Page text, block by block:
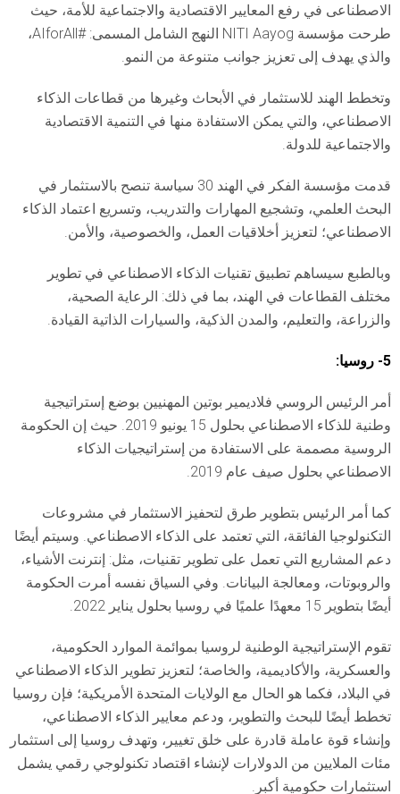
الاصطناعى في رفع المعايير الاقتصادية والاجتماعية للأمة، حيث
طرحت مؤسسة NITI Aayog النهج الشامل المسمى: #AIforAll،
والذي يهدف إلى تعزيز جوانب متنوعة من النمو.
وتخطط الهند للاستثمار في الأبحاث وغيرها من قطاعات الذكاء
الاصطناعي، والتي يمكن الاستفادة منها في التنمية الاقتصادية
والاجتماعية للدولة.
قدمت مؤسسة الفكر في الهند 30 سياسة تنصح بالاستثمار في
البحث العلمي، وتشجيع المهارات والتدريب، وتسريع اعتماد الذكاء
الاصطناعي؛ لتعزيز أخلاقيات العمل، والخصوصية، والأمن.
وبالطبع سيساهم تطبيق تقنيات الذكاء الاصطناعي في تطوير
مختلف القطاعات في الهند، بما في ذلك: الرعاية الصحية،
والزراعة، والتعليم، والمدن الذكية، والسيارات الذاتية القيادة.
5- روسيا:
أمر الرئيس الروسي فلاديمير بوتين المهنيين بوضع إستراتيجية
وطنية للذكاء الاصطناعي بحلول 15 يونيو 2019. حيث إن الحكومة
الروسية مصممة على الاستفادة من إستراتيجيات الذكاء
الاصطناعي بحلول صيف عام 2019.
كما أمر الرئيس بتطوير طرق لتحفيز الاستثمار في مشروعات
التكنولوجيا الفائقة، التي تعتمد على الذكاء الاصطناعي. وسيتم أيضًا
دعم المشاريع التي تعمل على تطوير تقنيات، مثل: إنترنت الأشياء،
والروبوتات، ومعالجة البيانات. وفي السياق نفسه أمرت الحكومة
أيضًا بتطوير 15 معهدًا علميًا في روسيا بحلول يناير 2022.
تقوم الإستراتيجية الوطنية لروسيا بموائمة الموارد الحكومية،
والعسكرية، والأكاديمية، والخاصة؛ لتعزيز تطوير الذكاء الاصطناعي
في البلاد، فكما هو الحال مع الولايات المتحدة الأمريكية؛ فإن روسيا
تخطط أيضًا للبحث والتطوير، ودعم معايير الذكاء الاصطناعي،
وإنشاء قوة عاملة قادرة على خلق تغيير، وتهدف روسيا إلى استثمار
مئات الملايين من الدولارات لإنشاء اقتصاد تكنولوجي رقمي يشمل
استثمارات حكومية أكبر.